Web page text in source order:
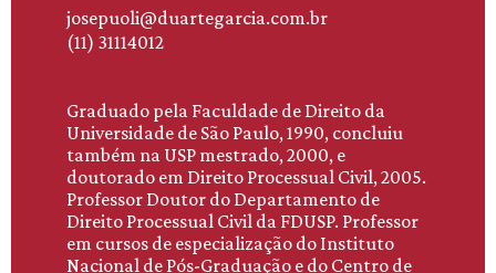
josepuoli@duartegarcia.com.br
(11) 31114012
Graduado pela Faculdade de Direito da
Universidade de São Paulo, 1990, concluiu
também na USP mestrado, 2000, e
doutorado em Direito Processual Civil, 2005.
Professor Doutor do Departamento de
Direito Processual Civil da FDUSP. Professor
em cursos de especialização do Instituto
Nacional de Pós-Graduação e do Centro de